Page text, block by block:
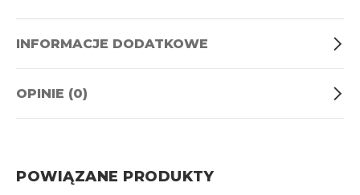
INFORMACJE DODATKOWE
OPINIE (0)
POWIĄZANE PRODUKTY